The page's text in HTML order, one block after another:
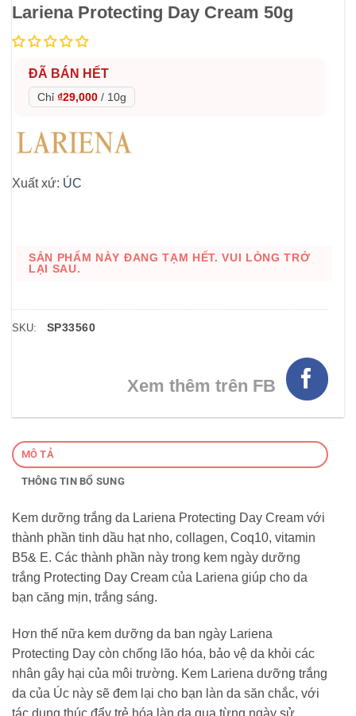
Lariena Protecting Day Cream 50g
ĐÃ BÁN HẾT
Chỉ ₫29,000 / 10g
Xuất xứ: ÚC
SẢN PHẨM NÀY ĐANG TẠM HẾT. VUI LÒNG TRỞ
LẠI SAU.
SKU: SP33560
Xem thêm trên FB
MÔ TẢ
THÔNG TIN BỔ SUNG
Kem dưỡng trắng da Lariena Protecting Day Cream với
thành phần tinh dầu hạt nho, collagen, Coq10, vitamin
B5& E. Các thành phần này trong kem ngày dưỡng
trắng Protecting Day Cream của Lariena giúp cho da
bạn căng mịn, trắng sáng.
Hơn thế nữa kem dưỡng da ban ngày Lariena
Protecting Day còn chống lão hóa, bảo vệ da khỏi các
nhân gây hại của môi trường. Kem Lariena dưỡng trắng
da của Úc này sẽ đem lại cho bạn làn da săn chắc, với
tác dụng thúc đẩy trẻ hóa làn da qua từng ngày sử